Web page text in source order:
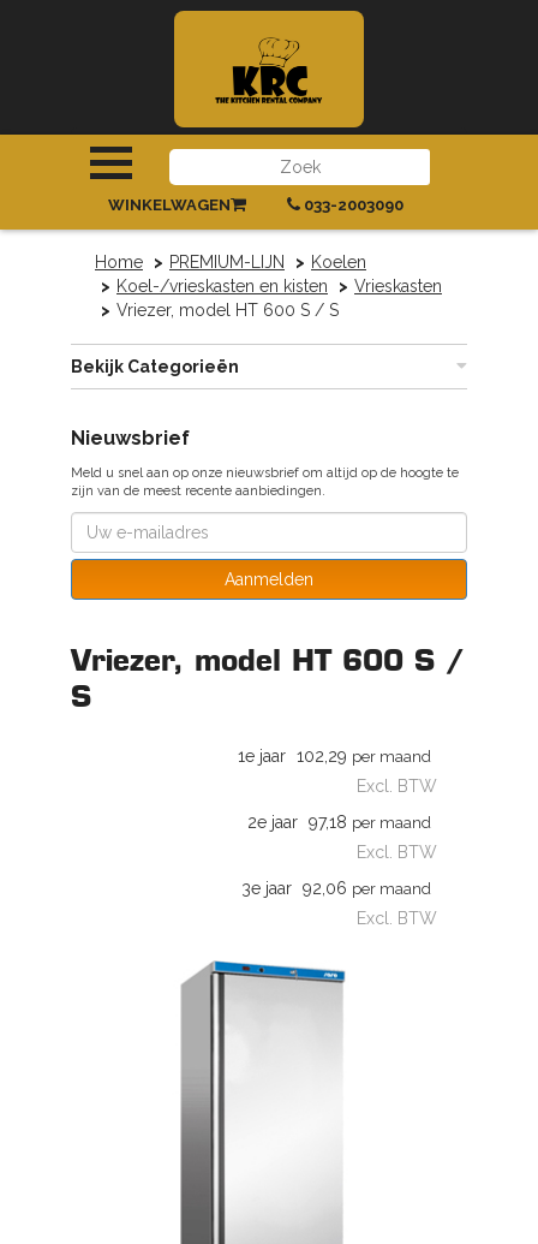
INLOGGEN|REGISTREREN
033-2003090
WINKELWAGEN
Home PREMIUM-LIJN
Koelen
Koel-/vrieskasten en kisten
Vrieskasten
Vriezer, model HT 600 S / S
Bekijk Categorieën
Nieuwsbrief
Meld u snel aan op onze nieuwsbrief om altijd op de hoogte te
zijn van de meest recente aanbiedingen.
Aanmelden
Vriezer, model HT 600 S /
S
1e jaar 102,29 per maand
Excl. BTW
2e jaar 97,18 per maand
Excl. BTW
3e jaar 92,06 per maand
Excl. BTW